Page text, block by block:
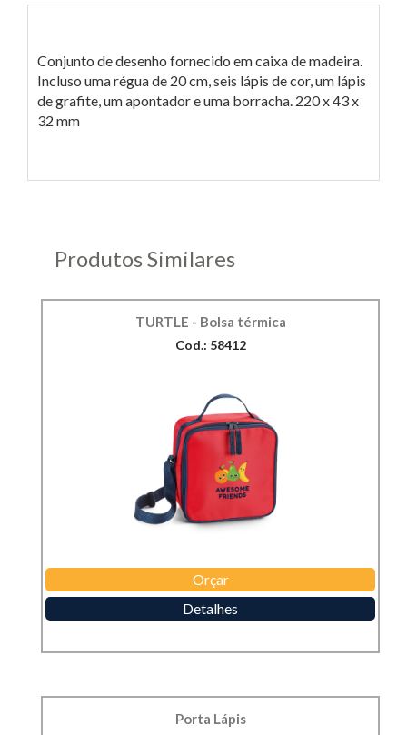
Conjunto de desenho fornecido em caixa de madeira.
Incluso uma régua de 20 cm, seis lápis de cor, um lápis
de grafite, um apontador e uma borracha. 220 x 43 x
32 mm
Produtos Similares
TURTLE - Bolsa térmica
Cod.: 58412
Orçar
Detalhes
Porta Lápis